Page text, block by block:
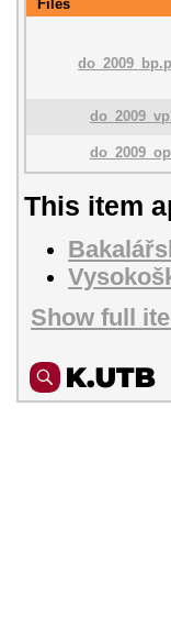
Files
This item
Show full